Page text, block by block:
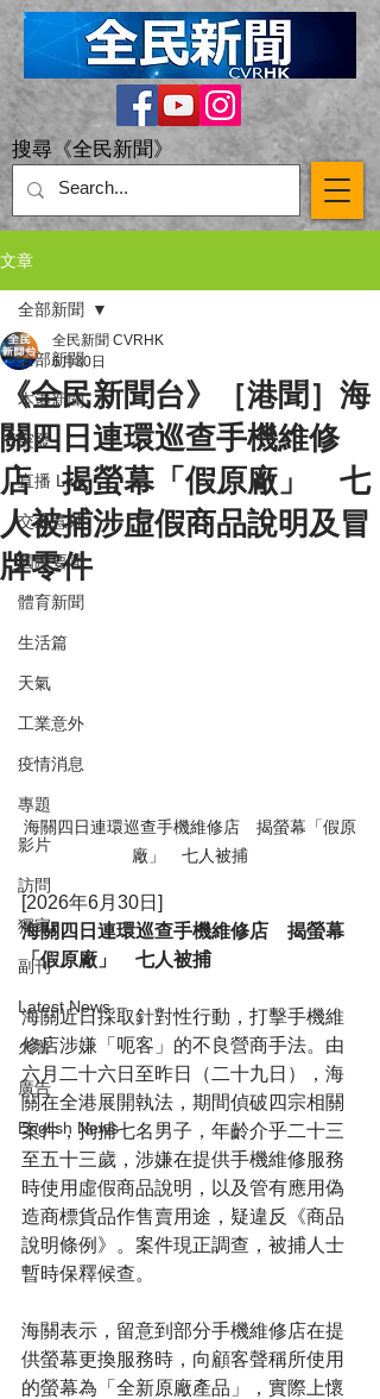
搜尋《全民新聞》
文章
全部新聞
本港新聞
突發
直播 Live
交通意外
國際要聞
體育新聞
生活篇
天氣
工業意外
疫情消息
專題
影片
訪問
獨家
副刊
Latest News
火警
廣告
English News
全部新聞
《全民新聞台》［港聞］海
關四日連環巡查手機維修
店 揭螢幕「假原廠」 七
人被捕涉虛假商品說明及冒
牌零件
全民新聞 CVRHK
6月30日
海關四日連環巡查手機維修店　揭螢幕「假原
廠」　七人被捕
[2026年6月30日]
海關四日連環巡查手機維修店　揭螢幕
「假原廠」　七人被捕
海關近日採取針對性行動，打擊手機維
修店涉嫌「呃客」的不良營商手法。由
六月二十六日至昨日（二十九日），海
關在全港展開執法，期間偵破四宗相關
案件，拘捕七名男子，年齡介乎二十三
至五十三歲，涉嫌在提供手機維修服務
時使用虛假商品說明，以及管有應用偽
造商標貨品作售賣用途，疑違反《商品
說明條例》。案件現正調查，被捕人士
暫時保釋候查。
海關表示，留意到部分手機維修店在提
供螢幕更換服務時，向顧客聲稱所使用
的螢幕為「全新原廠產品」，實際上懷